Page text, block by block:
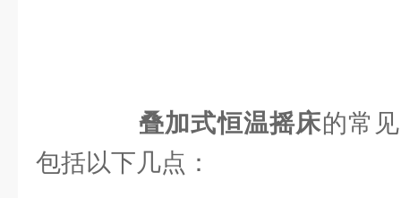
叠加式恒温摇床的常
包括以下几点：